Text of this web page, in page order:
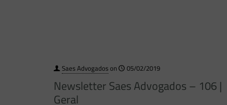
Saes Advogadoson 05/02/2019
Newsletter Saes Advogados – 106 |
Geral